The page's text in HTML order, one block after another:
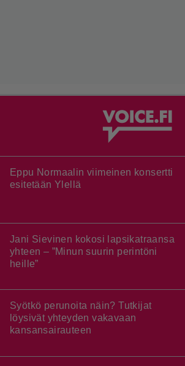
Eppu Normaalin viimeinen konsertti
esitetään Ylellä
Jani Sievinen kokosi lapsikatraansa
yhteen – ”Minun suurin perintöni
heille”
Syötkö perunoita näin? Tutkijat
löysivät yhteyden vakavaan
kansansairauteen